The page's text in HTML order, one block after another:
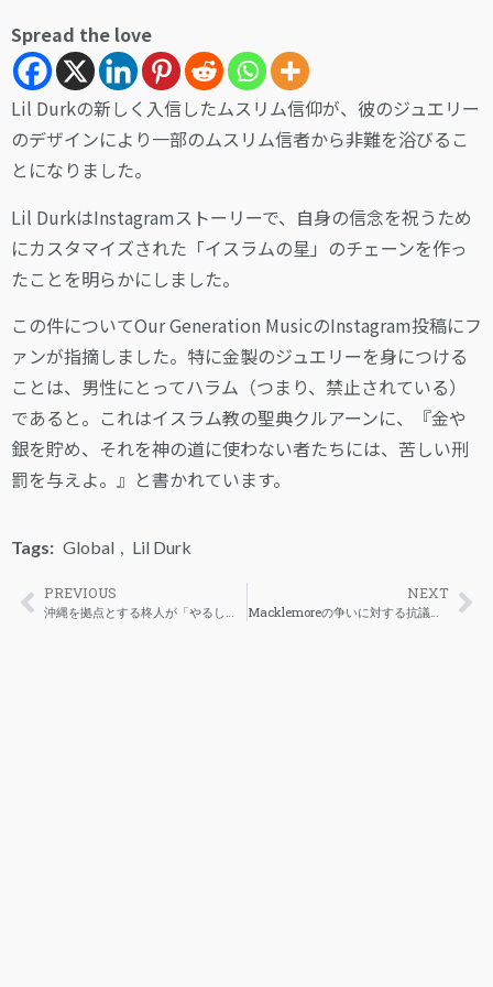
Spread the love
Lil Durkの新しく入信したムスリム信仰が、彼のジュエリー
のデザインにより一部のムスリム信者から非難を浴びるこ
とになりました。
Lil DurkはInstagramストーリーで、自身の信念を祝うため
にカスタマイズされた「イスラムの星」のチェーンを作っ
たことを明らかにしました。
この件についてOur Generation MusicのInstagram投稿にフ
ァンが指摘しました。特に金製のジュエリーを身につける
ことは、男性にとってハラム（つまり、禁止されている）
であると。これはイスラム教の聖典クルアーンに、『金や
銀を貯め、それを神の道に使わない者たちには、苦しい刑
罰を与えよ。』と書かれています。
Tags: Global , Lil Durk
PREVIOUS
沖縄を拠点とする柊人が「やるしかない」のMVを公開
NEXT
Macklemoreの争いに対する抗議曲の中でDrakeに対して一部非難